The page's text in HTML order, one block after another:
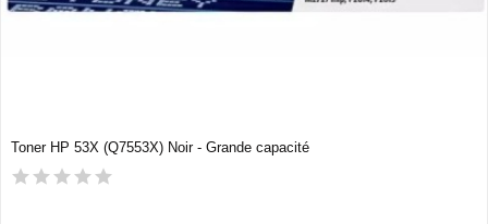
Toner HP 53X (Q7553X) Noir - Grande capacité